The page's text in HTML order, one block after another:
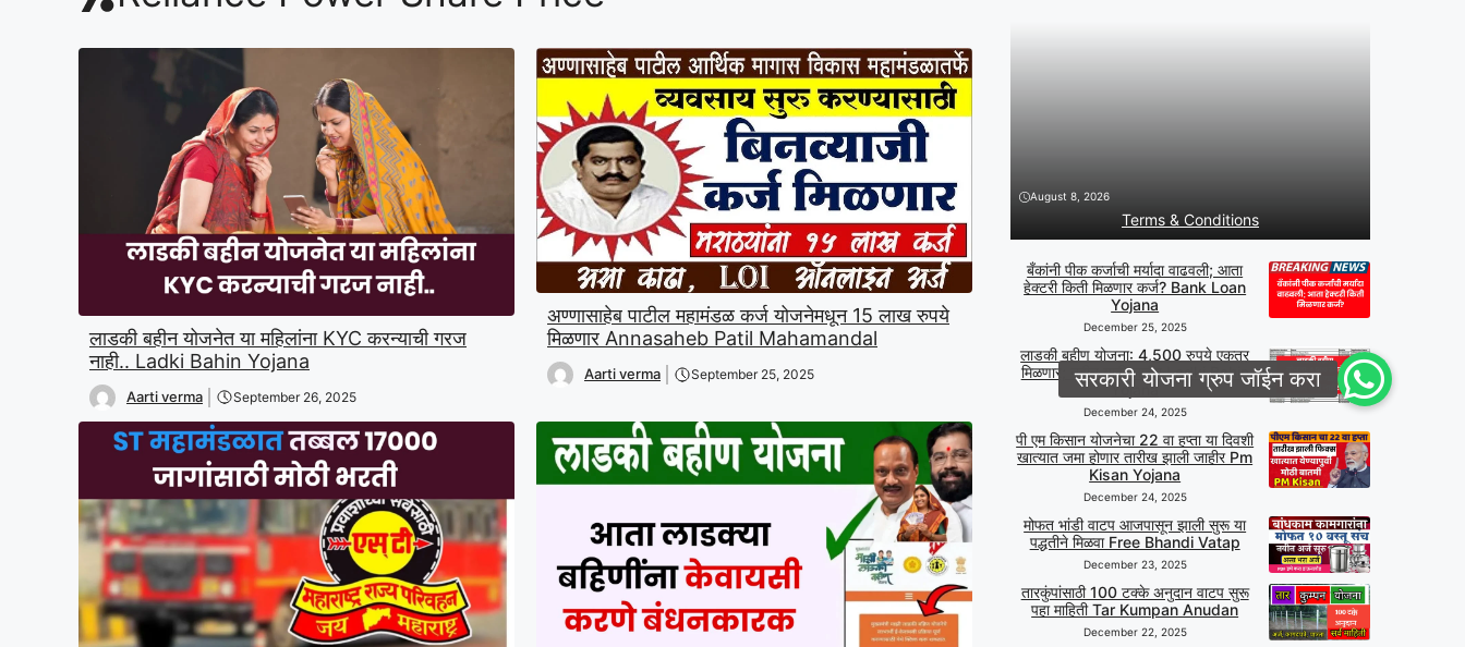
लाडकी बहीन योजनेत या महिलांना KYC करन्याची गरज
नाही.. Ladki Bahin Yojana
Aarti verma September 26, 2025
अण्णासाहेब पाटील महामंडळ कर्ज योजनेमधून 15 लाख रुपये
मिळणार Annasaheb Patil Mahamandal
Aarti verma September 25, 2025
August 8, 2026
Terms & Conditions
बँकांनी पीक कर्जाची मर्यादा वाढवली; आता
हेक्टरी किती मिळणार कर्ज? Bank Loan
Yojana
December 25, 2025
लाडकी बहीण योजना: 4,500 रुपये एकत्र
मिळणार; नवीन यादी जाहीर Ladki Bahin
Yojana
December 24, 2025
पी एम किसान योजनेचा 22 वा हप्ता या दिवशी
खात्यात जमा होणार तारीख झाली जाहीर Pm
Kisan Yojana
December 24, 2025
मोफत भांडी वाटप आजपासून झाली सुरू या
पद्धतीने मिळवा Free Bhandi Vatap
December 23, 2025
तारकुंपांसाठी 100 टक्के अनुदान वाटप सुरू
पहा माहिती Tar Kumpan Anudan
December 22, 2025